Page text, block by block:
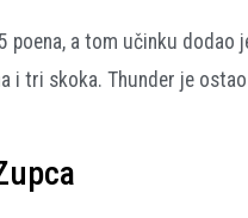
a tom učinku
i tri skoka. Thunder je